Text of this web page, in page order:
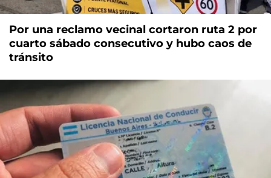
Por una reclamo vecinal cortaron ruta 2 por
cuarto sábado consecutivo y hubo caos de
tránsito